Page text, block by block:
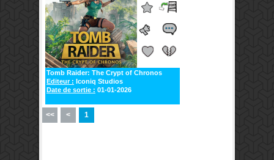
Tomb Raider: The Crypt of Chronos
Editeur : Iconiq Studios
Date de sortie : 01-01-2026
<< < 1